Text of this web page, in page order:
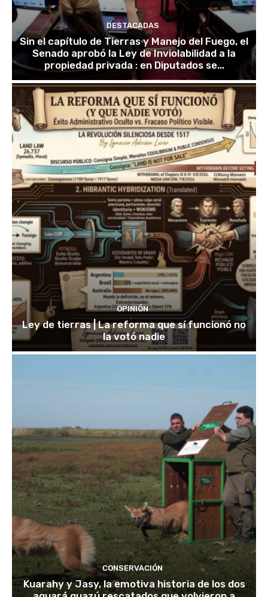
DESTACADAS
Sin el capítulo de Tierras y Manejo del Fuego, el
Senado aprobó la Ley de Inviolabilidad a la
propiedad privada : en Diputados se...
OPINIÓN
Ley de tierras | La reforma que sí funcionó no
la votó nadie
CONSERVACIÓN
Kuarahy y Jasy, la emotiva historia de los dos